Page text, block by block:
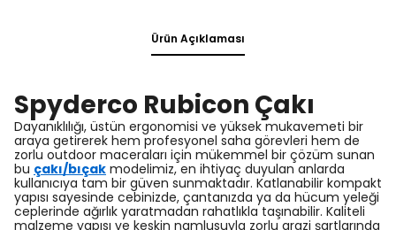
Ürün Açıklaması
Spyderco Rubicon Çakı
Dayanıklılığı, üstün ergonomisi ve yüksek mukavemeti bir
araya getirerek hem profesyonel saha görevleri hem de
zorlu outdoor maceraları için mükemmel bir çözüm sunan
bu çakı/bıçak modelimiz, en ihtiyaç duyulan anlarda
kullanıcıya tam bir güven sunmaktadır. Katlanabilir kompakt
yapısı sayesinde cebinizde, çantanızda ya da hücum yeleği
ceplerinde ağırlık yaratmadan rahatlıkla taşınabilir. Kaliteli
malzeme yapısı ve keskin namlusuyla zorlu arazi şartlarında